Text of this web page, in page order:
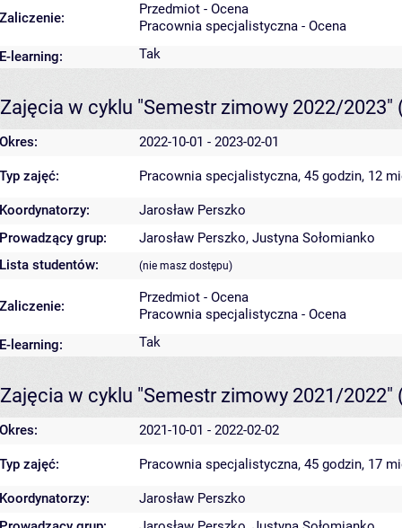
Zaliczenie:
Przedmiot - Ocena
Pracownia specjalistyczna - Ocena
E-learning:
Tak
Zajęcia w cyklu "Semestr zimowy 2022/2023"
Okres: 2022-10-01 - 2023-02-01
Typ zajęć: Pracownia specjalistyczna, 45 godzin, 12
Koordynatorzy:
Jarosław Perszko
Prowadzący grup:
Jarosław Perszko, Justyna Sołomianko
Lista studentów:
(nie masz dostępu)
Zaliczenie:
Przedmiot - Ocena
Pracownia specjalistyczna - Ocena
E-learning:
Tak
Zajęcia w cyklu "Semestr zimowy 2021/2022"
Okres: 2021-10-01 - 2022-02-02
Typ zajęć: Pracownia specjalistyczna, 45 godzin, 17
Koordynatorzy:
Jarosław Perszko